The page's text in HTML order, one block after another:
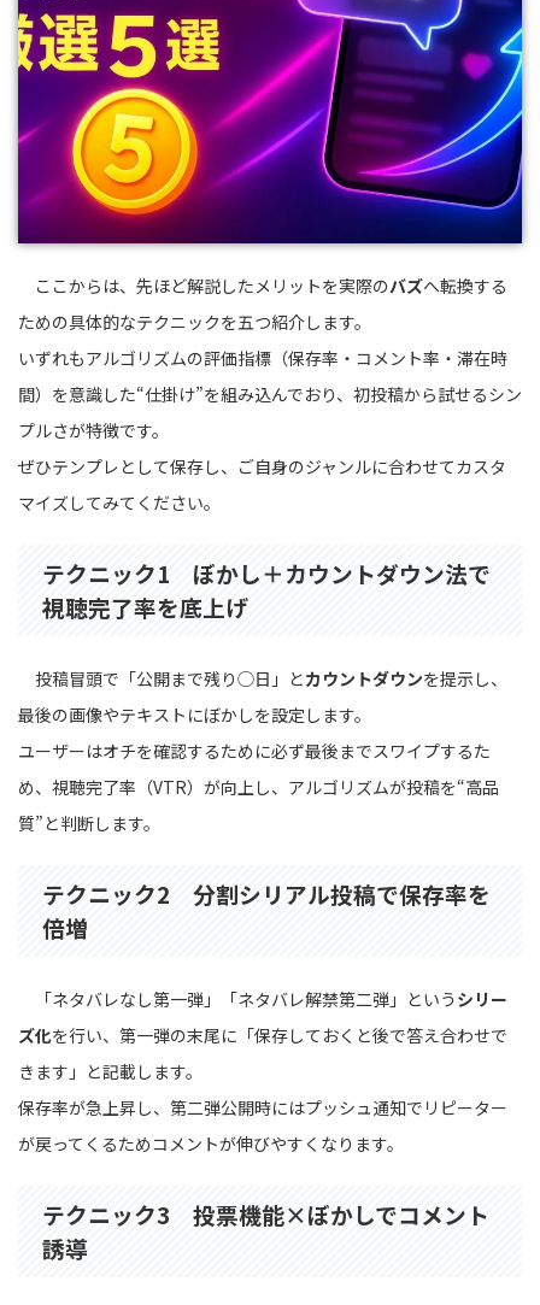
ここからは、先ほど解説したメリットを実際のバズへ転換する
ための具体的なテクニックを五つ紹介します。
いずれもアルゴリズムの評価指標（保存率・コメント率・滞在時
間）を意識した“仕掛け”を組み込んでおり、初投稿から試せるシン
プルさが特徴です。
ぜひテンプレとして保存し、ご自身のジャンルに合わせてカスタ
マイズしてみてください。
テクニック1 ぼかし＋カウントダウン法で
視聴完了率を底上げ
投稿冒頭で「公開まで残り◯日」とカウントダウンを提示し、
最後の画像やテキストにぼかしを設定します。
ユーザーはオチを確認するために必ず最後までスワイプするた
め、視聴完了率（VTR）が向上し、アルゴリズムが投稿を“高品
質”と判断します。
テクニック2 分割シリアル投稿で保存率を
倍増
「ネタバレなし第一弾」「ネタバレ解禁第二弾」という シリー
ズ化を行い、第一弾の末尾に「保存しておくと後で答え合わせで
きます」と記載します。
保存率が急上昇し、第二弾公開時にはプッシュ通知でリピーター
が戻ってくるためコメントが伸びやすくなります。
テクニック3 投票機能×ぼかしでコメント
誘導